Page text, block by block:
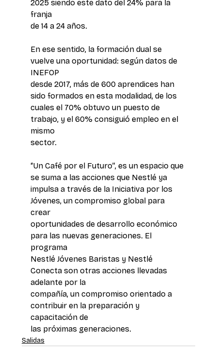
2025 siendo este dato del 24% para la
franja
de 14 a 24 años.
En ese sentido, la formación dual se
vuelve una oportunidad: según datos de
INEFOP
desde 2017, más de 600 aprendices han
sido formados en esta modalidad, de los
cuales el 70% obtuvo un puesto de
trabajo, y el 60% consiguió empleo en el
mismo
sector.
“Un Café por el Futuro”, es un espacio que
se suma a las acciones que Nestlé ya
impulsa a través de la Iniciativa por los
Jóvenes, un compromiso global para
crear
oportunidades de desarrollo económico
para las nuevas generaciones. El
programa
Nestlé Jóvenes Baristas y Nestlé
Conecta son otras acciones llevadas
adelante por la
compañía, un compromiso orientado a
contribuir en la preparación y
capacitación de
las próximas generaciones.
Salidas